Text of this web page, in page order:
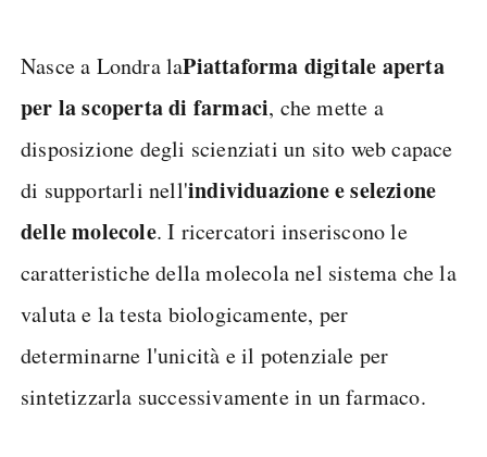
Nasce a Londra laPiattaforma digitale aperta
per la scoperta di farmaci, che mette a
disposizione degli scienziati un sito web capace
di supportarli nell'individuazione e selezione
delle molecole. I ricercatori inseriscono le
caratteristiche della molecola nel sistema che la
valuta e la testa biologicamente, per
determinarne l'unicità e il potenziale per
sintetizzarla successivamente in un farmaco.